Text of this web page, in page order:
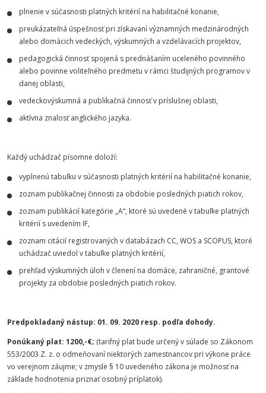
plnenie v súčasnosti platných kritérií na habilitačné konanie,
preukázateľná úspešnosť pri získavaní významných medzinárodných
alebo domácich vedeckých, výskumných a vzdelávacích projektov,
pedagogická činnosť spojená s prednášaním uceleného povinného
alebo povinne voliteľného predmetu v rámci študijných programov v
danej oblasti,
vedeckovýskumná a publikačná činnosť v príslušnej oblasti,
aktívna znalosť anglického jazyka.
Každý uchádzač písomne doloží:
vyplnenú tabuľku v súčasnosti platných kritérií na habilitačné konanie,
zoznam publikačnej činnosti za obdobie posledných piatich rokov,
zoznam publikácií kategórie „A“, ktoré sú uvedené v tabuľke platných
kritérií s uvedením IF,
zoznam citácií registrovaných v databázach CC, WOS a SCOPUS, ktoré
uchádzač uviedol v tabuľke platných kritérií,
prehľad výskumných úloh v členení na domáce, zahraničné, grantové
projekty za obdobie posledných piatich rokov.
Predpokladaný nástup: 01. 09. 2020 resp. podľa dohody.
Ponúkaný plat: 1200,-€; (tarifný plat bude určený v súlade so Zákonom
553/2003 Z. z. o odmeňovaní niektorých zamestnancov pri výkone práce
vo verejnom záujme; v zmysle § 10 uvedeného zákona je možnosť na
základe hodnotenia priznať osobný príplatok).